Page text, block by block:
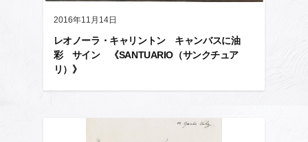
2016年11月14日
レオノーラ・キャリントン キャンバスに油
彩 サイン 《SANTUARIO（サンクチュア
リ）》